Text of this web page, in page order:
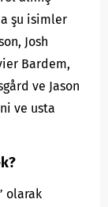
şu isimler
Josh
Bardem,
ve Jason
ve usta
olarak